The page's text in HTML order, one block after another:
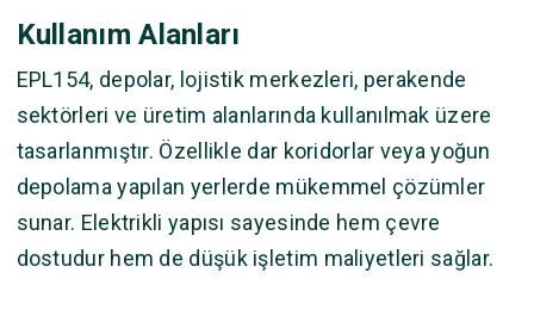
Kullanım Alanları
EPL154, depolar, lojistik merkezleri, perakende
sektörleri ve üretim alanlarında kullanılmak üzere
tasarlanmıştır. Özellikle dar koridorlar veya yoğun
depolama yapılan yerlerde mükemmel çözümler
sunar. Elektrikli yapısı sayesinde hem çevre
dostudur hem de düşük işletim maliyetleri sağlar.